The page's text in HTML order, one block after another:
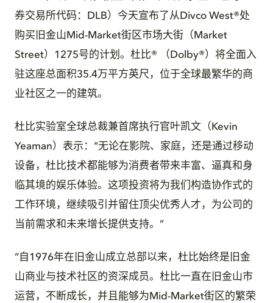
券交易所代码：DLB）今天宣布了从Divco West®处
购买旧金山Mid-Market街区市场大街（Market
Street）1275号的计划。杜比® （Dolby®）将全面入
驻这座总面积35.4万平方英尺，位于全球最繁华的商
业社区之一的建筑。
杜比实验室全球总裁兼首席执行官叶凯文（Kevin
Yeaman）表示：“无论在影院、家庭，还是通过移动
设备，杜比技术都能够为消费者带来丰富、逼真和身
临其境的娱乐体验。这项投资将为我们构造协作式的
工作环境，继续吸引并留住顶尖优秀人才，为公司的
当前需求和未来增长提供支持。”
“自1976年在旧金山成立总部以来，杜比始终是旧金
山商业与技术社区的资深成员。杜比一直在旧金山市
运营，不断成长，并且能够为Mid-Market街区的繁荣